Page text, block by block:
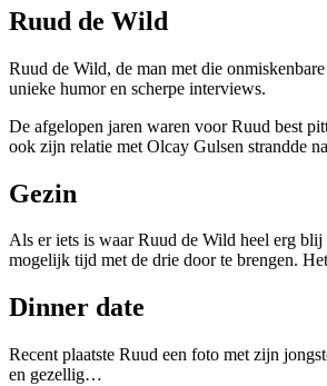
Ruud de Wild
Ruud de Wild, de man met die
unieke humor en scherpe interviews.
De afgelopen jaren waren voor Ruud best
ook zijn relatie met Olcay Gulsen strandde
Gezin
Als er iets is waar Ruud de Wild heel erg
mogelijk tijd met de drie door te brengen.
Dinner date
Recent plaatste Ruud een foto met zijn
en gezellig…